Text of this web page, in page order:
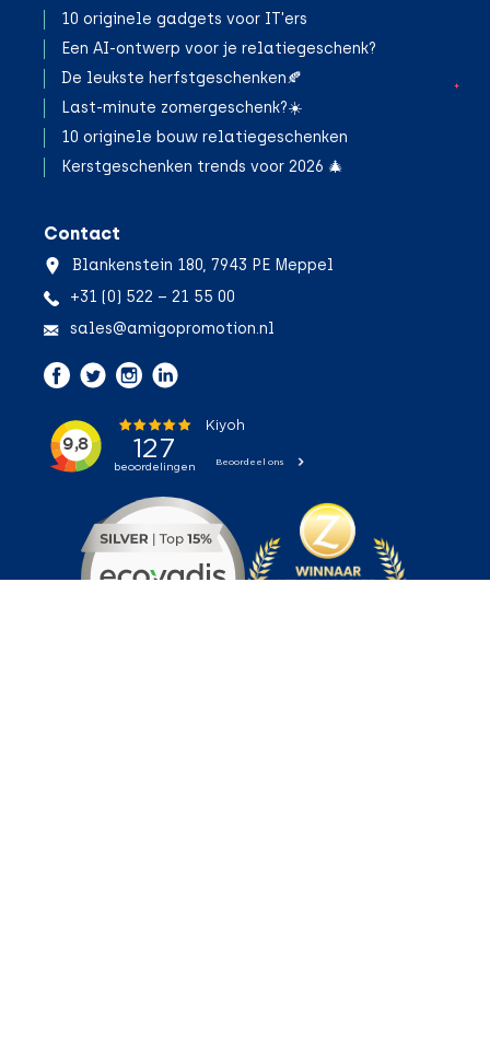
10 originele gadgets voor IT'ers
Een AI-ontwerp voor je relatiegeschenk?
De leukste herfstgeschenken🍂
Last-minute zomergeschenk?☀️
10 originele bouw relatiegeschenken
Kerstgeschenken trends voor 2026 🎄
Contact
Blankenstein 180, 7943 PE Meppel
+31 (0) 522 – 21 55 00
sales@amigopromotion.nl